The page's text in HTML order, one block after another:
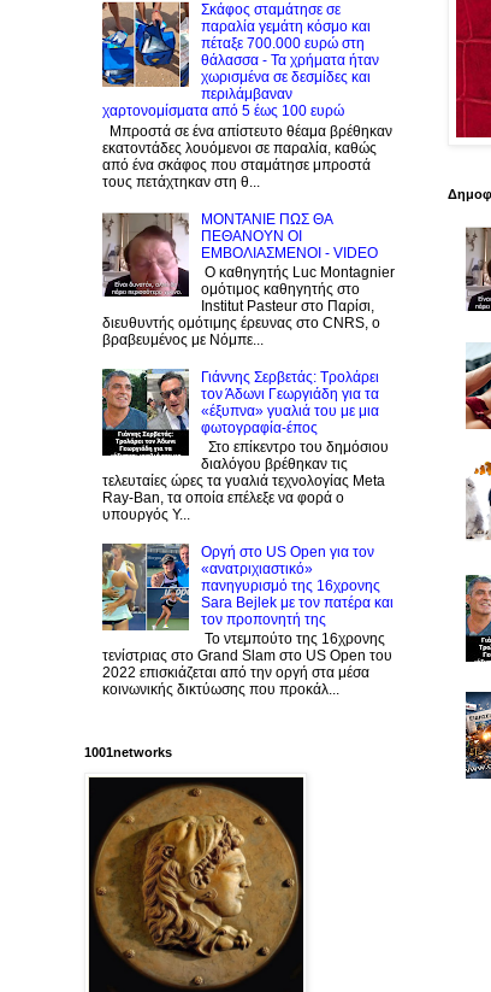
Σκάφος σταμάτησε σε
παραλία γεμάτη κόσμο και
πέταξε 700.000 ευρώ στη
θάλασσα - Τα χρήματα ήταν
χωρισμένα σε δεσμίδες και
περιλάμβαναν
χαρτονομίσματα από 5 έως 100 ευρώ
Μπροστά σε ένα απίστευτο θέαμα βρέθηκαν
εκατοντάδες λουόμενοι σε παραλία, καθώς
από ένα σκάφος που σταμάτησε μπροστά
τους πετάχτηκαν στη θ...
ΜΟΝΤΑΝΙΕ ΠΩΣ ΘΑ
ΠΕΘΑΝΟΥΝ ΟΙ
ΕΜΒΟΛΙΑΣΜΕΝΟΙ - VIDEO
Ο καθηγητής Luc Montagnier
ομότιμος καθηγητής στο
Institut Pasteur στο Παρίσι,
διευθυντής ομότιμης έρευνας στο CNRS, o
βραβευμένος με Νόμπε...
Γιάννης Σερβετάς: Τρολάρει
τον Άδωνι Γεωργιάδη για τα
«έξυπνα» γυαλιά του με μια
φωτογραφία-έπος
Στο επίκεντρο του δημόσιου
διαλόγου βρέθηκαν τις
τελευταίες ώρες τα γυαλιά τεχνολογίας Meta
Ray-Ban, τα οποία επέλεξε να φορά ο
υπουργός Υ...
Οργή στο US Open για τον
«ανατριχιαστικό»
πανηγυρισμό της 16χρονης
Sara Bejlek με τον πατέρα και
τον προπονητή της
Το ντεμπούτο της 16χρονης
τενίστριας στο Grand Slam στο US Open του
2022 επισκιάζεται από την οργή στα μέσα
κοινωνικής δικτύωσης που προκάλ...
1001networks